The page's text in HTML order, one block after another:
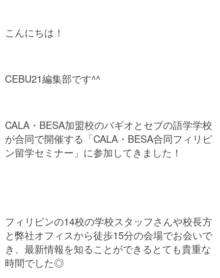
こんにちは！
CEBU21編集部です^^
CALA・BESA加盟校のバギオとセブの語学学校
が合同で開催する「CALA・BESA合同フィリピ
ン留学セミナー」に参加してきました！
フィリピンの14校の学校スタッフさんや校長方
と弊社オフィスから徒歩15分の会場でお会いで
き、 最新情報を知ることができるとても貴重な
時間でした◎